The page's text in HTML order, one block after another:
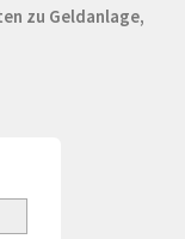
zu Geldanlage,